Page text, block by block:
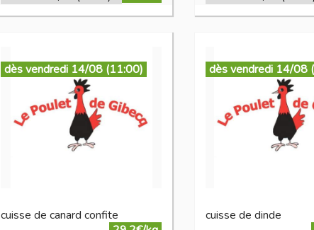
dès vendredi 14/08 (11:00)
cuisse de canard confite
dès vendredi 14/08
cuisse de dinde